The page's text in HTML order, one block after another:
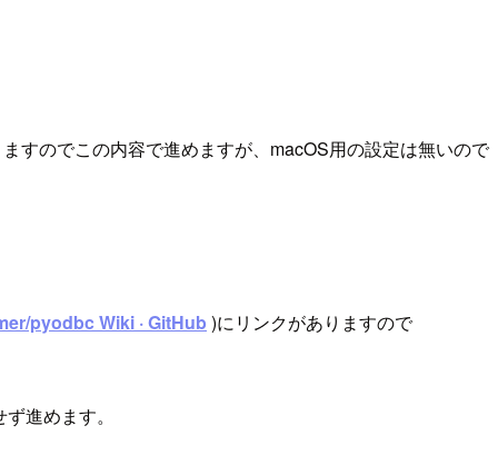
すのでこの内容で進めますが、macOS用の設定は無いので
pyodbc Wiki · GitHub )にリンクがありますので
進めます。